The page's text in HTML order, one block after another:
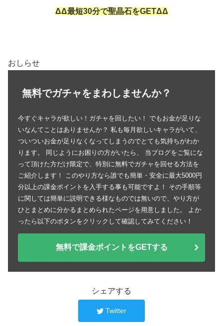
ΔΔ最短30分で聖晶石をGETΔΔ
おしらせ
無料でガチャをまわしませんか？
今すぐキャラが欲しい！ガチャを回したい！ でもお金が足りな
いなんてことはありませんか？ 私も毎月欲しいキャラがいて、
ついついお金が足りなくなってしまうのでとても気持ちがわか
ります。 同じようにお困りの方がいたら、 当ブログをご覧にな
って頂けた方だけ限定で、特別に無料でガチャを回せる方法を
ご紹介します！ このやり方なら誰でも簡単・安全に最大5000円
分以上の課金ポイントを入手する事も可能ですよ！ その手順等
に関しては簡単に説明できる様なものでは無いので、やり方が
ひとまとめに分かるまとめられたページを用意しました。 よか
ったら以下のボタンをクリックして確認してみてください！
無料で課金ポイントをGETする
シェアする
Twitter